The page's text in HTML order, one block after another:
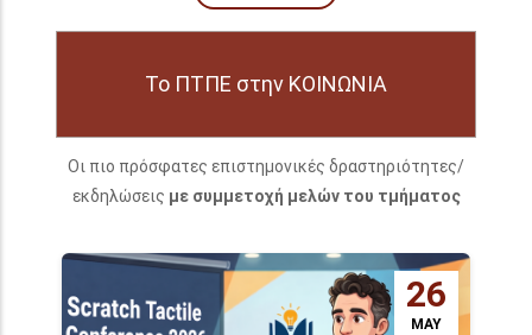
Το ΠΤΠΕ στην ΚΟΙΝΩΝΙΑ
Οι πιο πρόσφατες επιστημονικές δραστηριότητες/
εκδηλώσεις με συμμετοχή μελών του τμήματος
26
MAY